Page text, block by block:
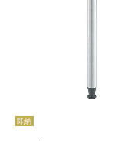
即納